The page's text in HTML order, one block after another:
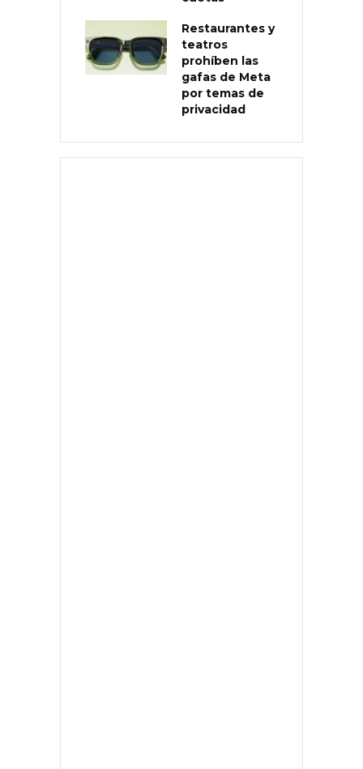
Restaurantes y
teatros
prohíben las
gafas de Meta
por temas de
privacidad